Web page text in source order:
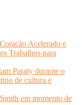
Acelerado e
Trabalhos para
Paraty durante o
de cultura e
em momento de